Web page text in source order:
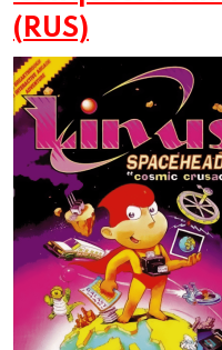
(RUS)